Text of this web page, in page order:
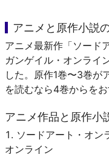
アニメと原作小説
アニメ最新作「ソード
ガンゲイル・オンライ
した。原作1巻〜3巻が
を読むなら4巻からをお
アニメ作品と原作小
ソードアート・オン
オンライン